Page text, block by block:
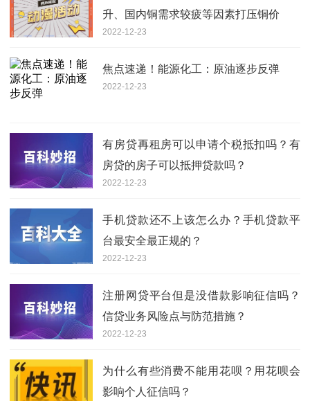
升、国内铜需求较疲等因素打压铜价
2022-12-23
焦点速递！能源化工：原油逐步反弹
2022-12-23
有房贷再租房可以申请个税抵扣吗？有
房贷的房子可以抵押贷款吗？
2022-12-23
手机贷款还不上该怎么办？手机贷款平
台最安全最正规的？
2022-12-23
注册网贷平台但是没借款影响征信吗？
信贷业务风险点与防范措施？
2022-12-23
为什么有些消费不能用花呗？用花呗会
影响个人征信吗？